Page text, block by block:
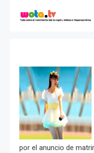
por el anuncio de